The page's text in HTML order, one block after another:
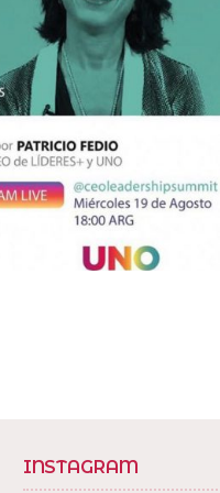
INSTAGRAM